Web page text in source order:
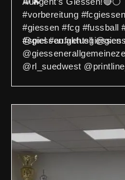
#vorbereitung
#giessen #fcg #fussball
#spiel #aufgehtsgiessen
@giessen.aktuell
@rl_suedwest